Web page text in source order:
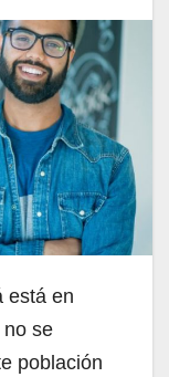
está en
se
población